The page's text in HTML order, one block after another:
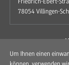
78054 Villingen-
Um Ihnen einen